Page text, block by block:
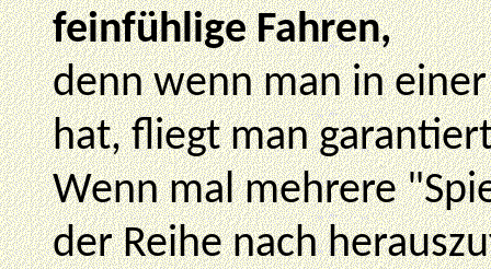
feinfühlige Fahren,
denn wenn man in
hat, fliegt man
Wenn mal mehrere
der Reihe nach